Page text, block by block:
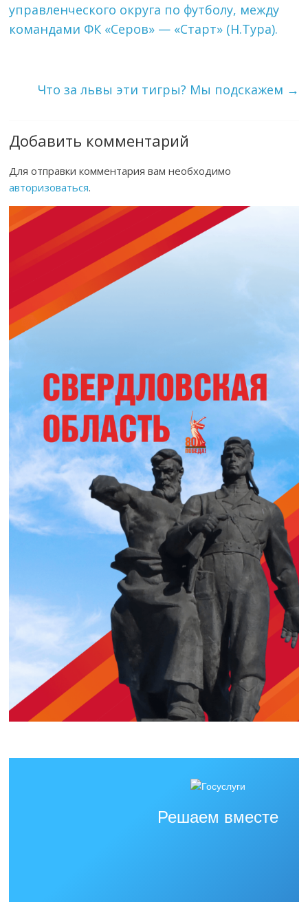
управленческого округа по футболу, между
командами ФК «Серов» — «Старт» (Н.Тура).
Что за львы эти тигры? Мы подскажем →
Добавить комментарий
Для отправки комментария вам необходимо
авторизоваться.
Решаем вместе